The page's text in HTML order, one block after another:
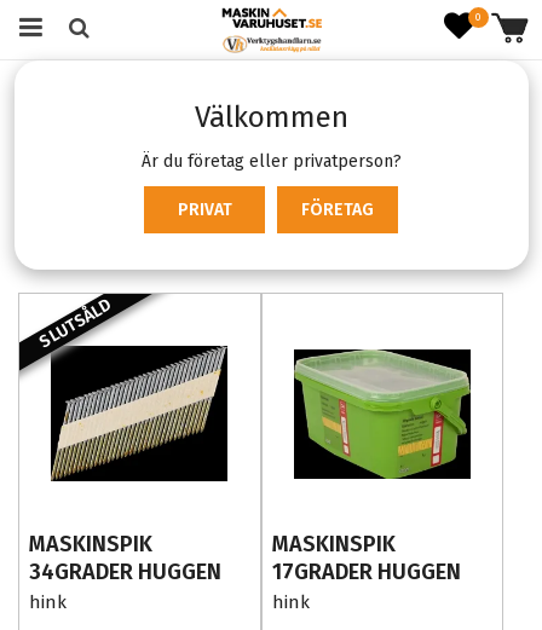
0
Välkommen
Är du företag eller privatperson?
PRIVAT FÖRETAG
Spik- & dyckertpistoler
Spik- & dyckertpistoler
Produktfiltrering Sortering
SLUTSÅLD
MASKINSPIK
34GRADER HUGGEN
SPIK M-FUSION
hink
MASKINSPIK
17GRADER HUGGEN
SPIK M-FUSION
hink